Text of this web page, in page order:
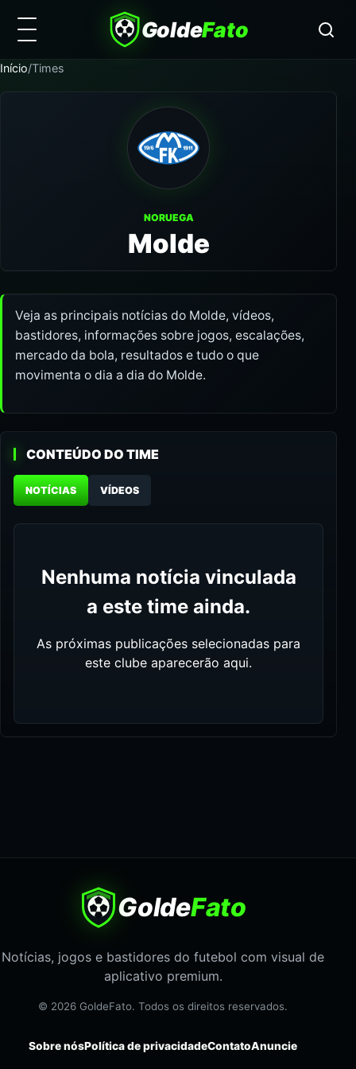
GoldeFato
Início/Times
NORUEGA
Molde
Veja as principais notícias do Molde, vídeos,
bastidores, informações sobre jogos, escalações,
mercado da bola, resultados e tudo o que
movimenta o dia a dia do Molde.
CONTEÚDO DO TIME
NOTÍCIAS VÍDEOS
Nenhuma notícia vinculada
a este time ainda.
As próximas publicações selecionadas para
este clube aparecerão aqui.
GoldeFato
Notícias, jogos e bastidores do futebol com visual de
aplicativo premium.
© 2026 GoldeFato. Todos os direitos reservados.
Sobre nósPolítica de privacidadeContatoAnuncie